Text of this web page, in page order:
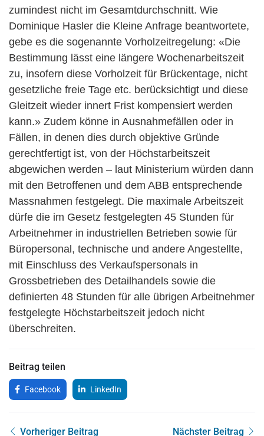
zumindest nicht im Gesamtdurchschnitt. Wie
Dominique Hasler die Kleine Anfrage beantwortete,
gebe es die sogenannte Vorholzeitregelung: «Die
Bestimmung lässt eine längere Wochenarbeitszeit
zu, insofern diese Vorholzeit für Brückentage, nicht
gesetzliche freie Tage etc. berücksichtigt und diese
Gleitzeit wieder innert Frist kompensiert werden
kann.» Zudem könne in Ausnahmefällen oder in
Fällen, in denen dies durch objektive Gründe
gerechtfertigt ist, von der Höchstarbeitszeit
abgewichen werden – laut Ministerium würden dann
mit den Betroffenen und dem ABB entsprechende
Massnahmen festgelegt. Die maximale Arbeitszeit
dürfe die im Gesetz festgelegten 45 Stunden für
Arbeitnehmer in industriellen Betrieben sowie für
Büropersonal, technische und andere Angestellte,
mit Einschluss des Verkaufspersonals in
Grossbetrieben des Detailhandels sowie die
definierten 48 Stunden für alle übrigen Arbeitnehmer
festgelegte Höchstarbeitszeit jedoch nicht
überschreiten.
Beitrag teilen
Facebook LinkedIn
Vorheriger Beitrag Nächster Beitrag